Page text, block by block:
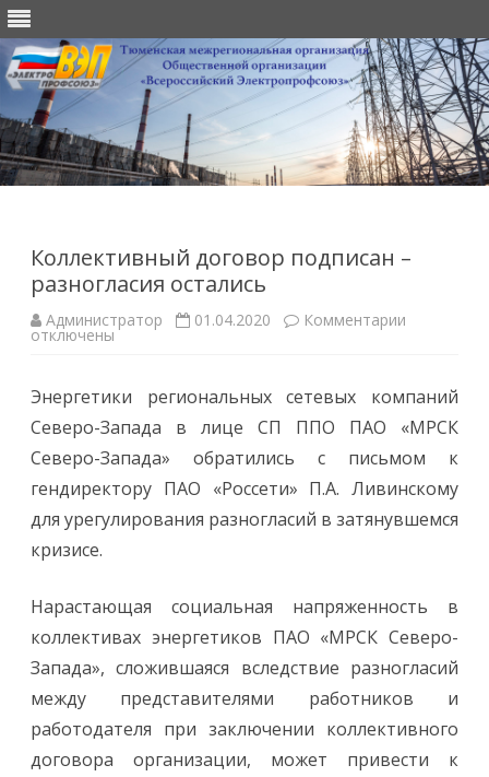
Коллективный договор подписан –
разногласия остались
Администратор 01.04.2020 Комментарии
–
остались
отключены
Энергетики региональных сетевых компаний
Северо-Запада в лице СП ППО ПАО «МРСК
Северо-Запада» обратились с письмом к
гендиректору ПАО «Россети» П.А. Ливинскому
для урегулирования разногласий в затянувшемся
кризисе.
Нарастающая социальная напряженность в
коллективах энергетиков ПАО «МРСК Северо-
Запада», сложившаяся вследствие разногласий
между представителями работников и
работодателя при заключении коллективного
договора организации, может привести к